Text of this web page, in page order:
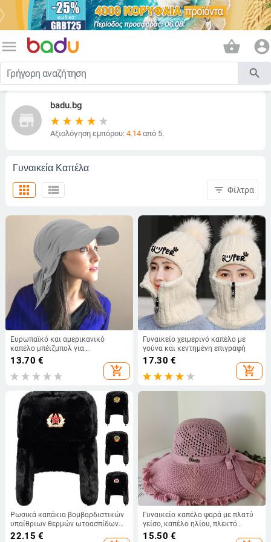
menu shopping_basket account_circle
search
store
badu.bg
Αξιολόγηση εμπόρου: 4.14από 5.
Γυναικεία Καπέλα
view_list
apps filter_list Φίλτρα
Ευρωπαϊκό και αμερικανικό
καπέλο μπέιζμπολ για
καλοκαιρινές εξαγωγές χονδρικής
με δέσιμο στην πλάτη, καπέλο
εξωτερικού χώρου, μονόχρωμο
13.70 €
add_shopping_cart
Γυναικείο χειμερινό καπέλο με
γούνα και κεντημένη επιγραφή
17.30 €
add_shopping_cart
Ρωσικά καπάκια βομβαρδιστικών
υπαίθριων θερμών ωτοασπίδων
ανδρικά και γυναικεία καθολικά
22.15 €
Γυναικείο καπέλο ψαρά με πλατύ
γείσο, καπέλο ηλίου, πλεκτό
καπέλο ηλίου, καπέλο διακοπών
15.50 €